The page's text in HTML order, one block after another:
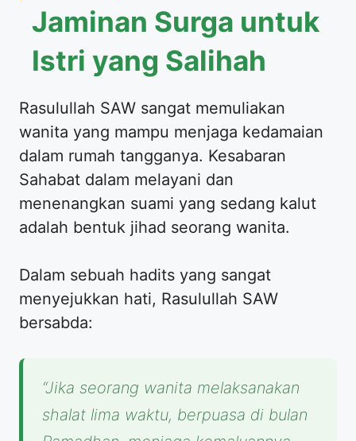
Jaminan Surga untuk
Istri yang Salihah
​Rasulullah SAW sangat memuliakan
wanita yang mampu menjaga kedamaian
dalam rumah tangganya. Kesabaran
Sahabat dalam melayani dan
menenangkan suami yang sedang kalut
adalah bentuk jihad seorang wanita.
​Dalam sebuah hadits yang sangat
menyejukkan hati, Rasulullah SAW
bersabda:
“Jika seorang wanita melaksanakan
shalat lima waktu, berpuasa di bulan